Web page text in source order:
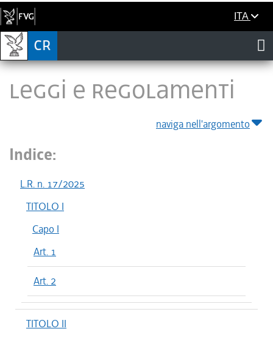
ITA
LEGGI E REGOLAMENTI
naviga nell'argomento
Indice:
L.R. n. 17/2025
TITOLO I
Capo I
Art. 1
Art. 2
TITOLO II